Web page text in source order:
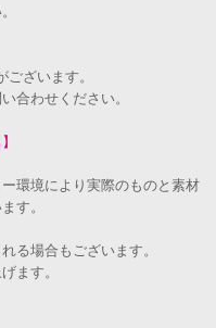
ざいます。
合わせください。
環境により実際のものと素材
す。
る場合もございます。
ます。